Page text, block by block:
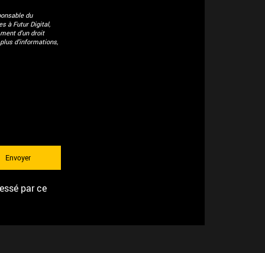
du
à Futur Digital,
d'un droit
d’informations,
par ce